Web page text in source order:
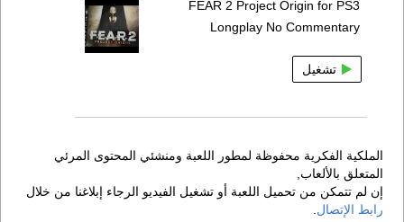
FEAR 2 Project Origin for PS3
Longplay No Commentary
تشغيل
الملكية الفكرية محفوظة لمطور اللعبة ومنشئي المحتوى المرئي
المتعلق بالألعاب,
إن لم تتمكن من تحميل اللعبة أو تشغيل الفيديو الرجاء إبلاغنا من خلال
رابط الإتصال